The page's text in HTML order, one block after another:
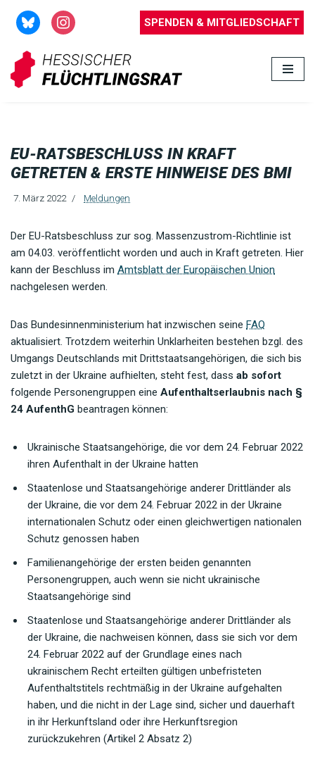
Zum
Inhalt
springen
SPENDEN & MITGLIEDSCHAFT
EU-RATSBESCHLUSS IN KRAFT
GETRETEN & ERSTE HINWEISE DES BMI
7. März 2022 Meldungen
Der EU-Ratsbeschluss zur sog. Massenzustrom-Richtlinie ist
am 04.03. veröffentlicht worden und auch in Kraft getreten. Hier
kann der Beschluss im Amtsblatt der Europäischen Union
nachgelesen werden.
Das Bundesinnenministerium hat inzwischen seine FAQ
aktualisiert. Trotzdem weiterhin Unklarheiten bestehen bzgl. des
Umgangs Deutschlands mit Drittstaatsangehörigen, die sich bis
zuletzt in der Ukraine aufhielten, steht fest, dass ab sofort
folgende Personengruppen eine Aufenthaltserlaubnis nach §
24 AufenthG beantragen können:
Ukrainische Staatsangehörige, die vor dem 24. Februar 2022
ihren Aufenthalt in der Ukraine hatten
Staatenlose und Staatsangehörige anderer Drittländer als
der Ukraine, die vor dem 24. Februar 2022 in der Ukraine
internationalen Schutz oder einen gleichwertigen nationalen
Schutz genossen haben
Familienangehörige der ersten beiden genannten
Personengruppen, auch wenn sie nicht ukrainische
Staatsangehörige sind
Staatenlose und Staatsangehörige anderer Drittländer als
der Ukraine, die nachweisen können, dass sie sich vor dem
24. Februar 2022 auf der Grundlage eines nach
ukrainischem Recht erteilten gültigen unbefristeten
Aufenthaltstitels rechtmäßig in der Ukraine aufgehalten
haben, und die nicht in der Lage sind, sicher und dauerhaft
in ihr Herkunftsland oder ihre Herkunftsregion
zurückzukehren (Artikel 2 Absatz 2)